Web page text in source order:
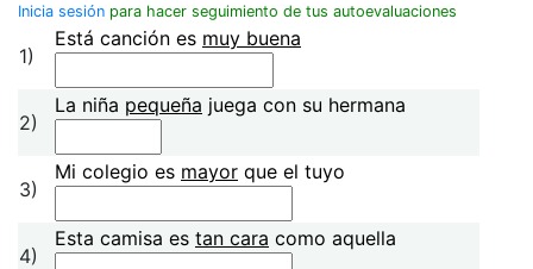
Inicia sesión para hacer seguimiento de tus autoevaluaciones
1)
Está canción es muy buena
2)
La niña pequeña juega con su hermana
3)
Mi colegio es mayor que el tuyo
4)
Esta camisa es tan cara como aquella